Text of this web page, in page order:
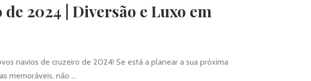
2024 | Diversão e Luxo em
navios de cruzeiro de 2024! Se está a planear a sua próxima
memoráveis, não